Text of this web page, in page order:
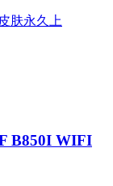
B850I WIFI